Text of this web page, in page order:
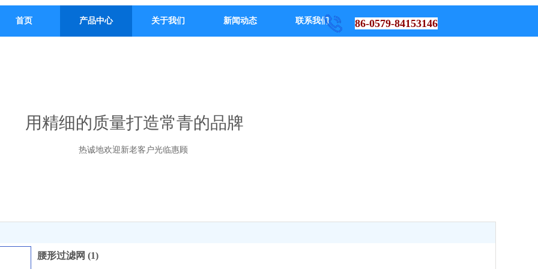
86-0579-84153146
首页 产品中心 关于我们 新闻动态 联系我们
用精细的质量打造常青的品牌
热诚地欢迎新老客户光临惠顾
腰形过滤网 (1)